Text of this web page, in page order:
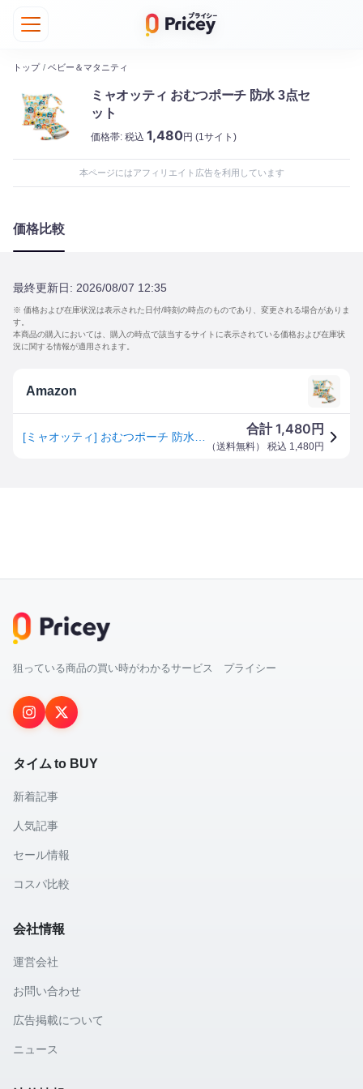
トップ / ベビー＆マタニティ
ミャオッティ おむつポーチ 防水 3点セ
ット
価格帯: 税込 1,480円 (1サイト)
本ページにはアフィリエイト広告を利用しています
価格比較
最終更新日: 2026/08/07 12:35
※ 価格および在庫状況は表示された日付/時刻の時点のものであり、変更される場合がありま
す。
本商品の購入においては、購入の時点で該当するサイトに表示されている価格および在庫状
況に関する情報が適用されます。
Amazon
合計1,480 円
（送料無料） 税込 1,480円
狙っている商品の買い時がわかるサービス プライシー
タイム to BUY
新着記事
人気記事
セール情報
コスパ比較
会社情報
運営会社
お問い合わせ
広告掲載について
ニュース